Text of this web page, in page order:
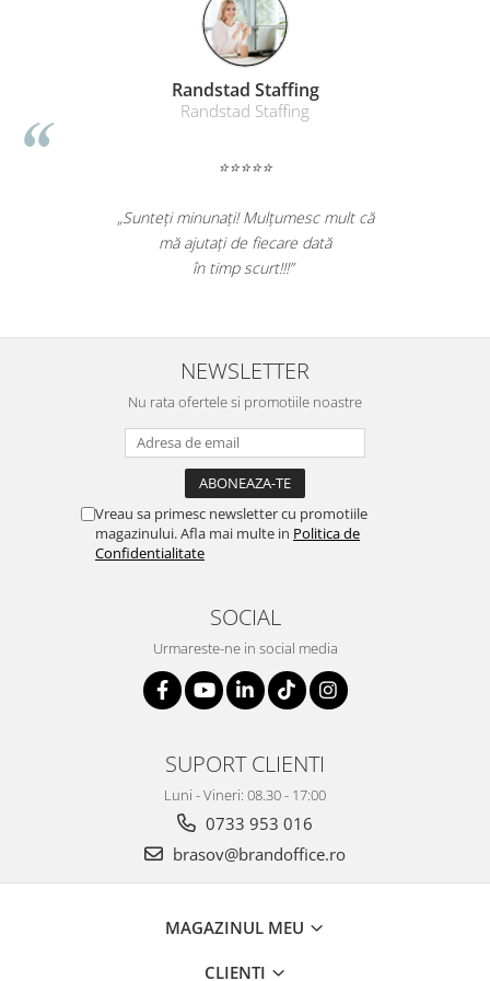
Table magnetice (whiteboard-uri)
Electronice si accesorii tech
Adaptoare de calatorie
Incarcatoare wireless
Incarcatoare cu fir si auto
Baterii externe - Powerbanks
Accesorii localizare (FindMy)
Cartuse, tonere, consumabile PC
Standuri PC si suporturi
Suporturi si huse telefoane &
Periferice PC si accesorii
Tehnica si mobilier pentru birou
Calculatoare de birou
Cosuri de gunoi pentru birou
Scaune, birouri si produse
Randstad Staffing
Randstad Staffing
⭐⭐⭐⭐⭐
„Sunteți minunați! Mulțumesc mult că
mă ajutați de fiecare dată
în timp scurt!!!”
NEWSLETTER
Nu rata ofertele si promotiile noastre
Vreau sa primesc newsletter cu promotiile
magazinului. Afla mai multe in Politica de
Confidentialitate
SOCIAL
Urmareste-ne in social media
SUPORT CLIENTI
Luni - Vineri: 08.30 - 17:00
0733 953 016
brasov@brandoffice.ro
MAGAZINUL MEU
CLIENTI